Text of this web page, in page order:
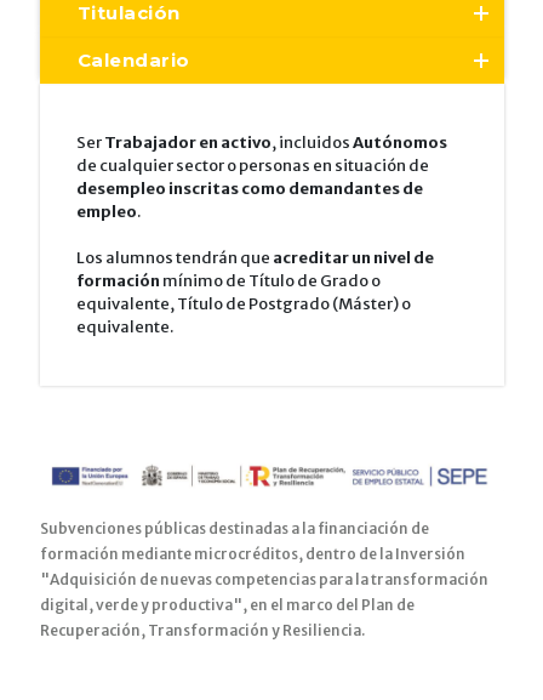
Titulación
Calendario
SerTrabajador en activo, incluidosAutónomos
de cualquier sector o personas en situación de
desempleo inscritas como demandantes de
empleo.
Los alumnos tendrán que acreditar un nivel de
formación mínimo de Título de Grado o
equivalente, Título de Postgrado (Máster) o
equivalente.
Subvenciones públicas destinadas a la financiación de
formación mediante microcréditos, dentro de la Inversión
"Adquisición de nuevas competencias para la transformación
digital, verde y productiva", en el marco del Plan de
Recuperación, Transformación y Resiliencia.